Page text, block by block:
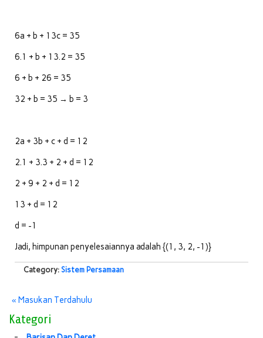
6a + b + 13c = 35
6.1 + b + 13.2 = 35
6 + b + 26 = 35
32 + b = 35 → b = 3
2a + 3b + c + d = 12
2.1 + 3.3 + 2 + d = 12
2 + 9 + 2 + d = 12
13 + d = 12
d = -1
Jadi, himpunan penyelesaiannya adalah {(1, 3, 2, -1)}
Category: Sistem Persamaan
« Masukan Terdahulu
Kategori